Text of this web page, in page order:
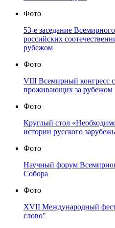
Фото
53-е заседание
российских
рубежом
Фото
VIII Всемирный конгресс
проживающих за рубежом
Фото
Круглый стол
истории русского
Фото
Научный форум
Собора
Фото
XVII Международный
слово"